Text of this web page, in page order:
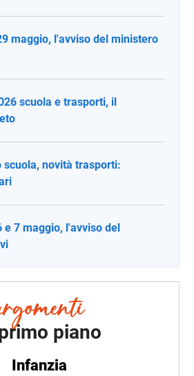
maggio, l'avviso del ministero
scuola e trasporti, il
scuola, novità trasporti:
e 7 maggio, l'avviso del
piano
Infanzia